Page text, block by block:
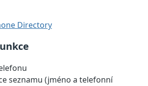
Directory
seznamu (jméno a telefonní